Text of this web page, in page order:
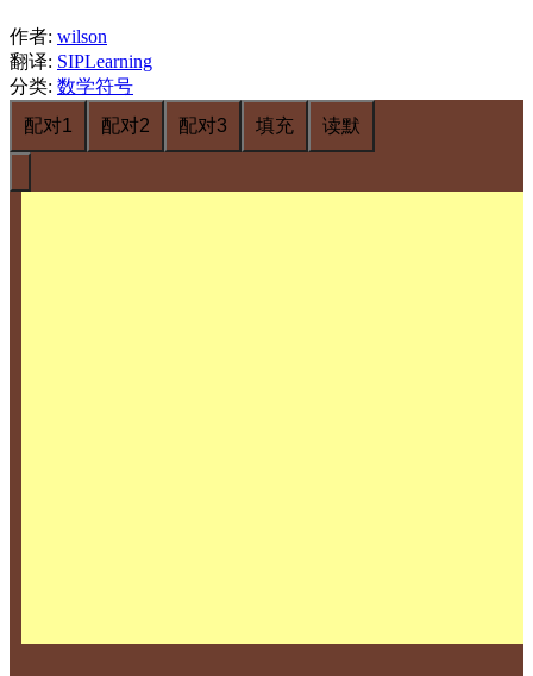
作者: wilson
翻译: SIPLearning
分类: 数学符号
配对1
配对2 配对3 填充 读默